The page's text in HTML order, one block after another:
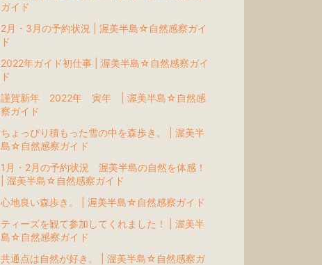
ガイド
2月・3月の予約状況 | 渥美半島☆自然感察ガイ
ド
2022年ガイド初仕事 | 渥美半島☆自然感察ガイ
ド
謹賀新年 2022年 寅年 | 渥美半島☆自然感
察ガイド
ちょっぴり積もった雪の中を森歩き。 | 渥美半
島☆自然感察ガイド
1月・2月の予約状況 渥美半島の自然を体感！
| 渥美半島☆自然感察ガイド
心地良い森歩き。 | 渥美半島☆自然感察ガイド
ティーズを観て参加してくれました！ | 渥美半
島☆自然感察ガイド
共通点は自然が好き。 | 渥美半島☆自然感察ガ